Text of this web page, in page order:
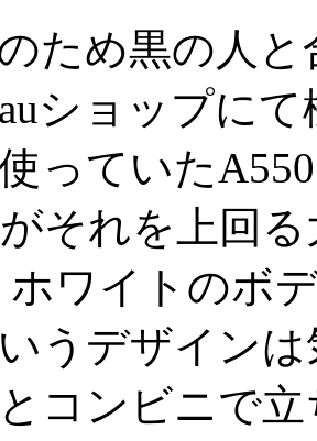
ため黒の人と
ショップにて
っていた
それを上回
ホワイトのボ
うデザイン
コンビニで